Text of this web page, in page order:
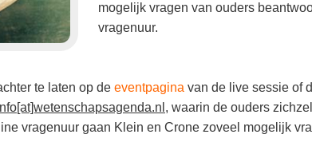
mogelijk vragen van ouders
vragenuur.
te laten op de eventpagina van de live sessie of
, waarin de ouders
vragenuur gaan Klein en Crone zoveel mogelijk